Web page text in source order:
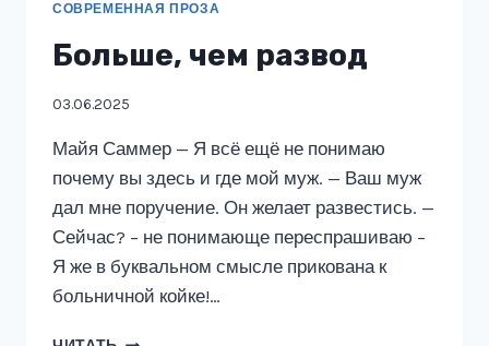
СОВРЕМЕННАЯ ПРОЗА
Больше, чем развод
03.06.2025
Майя Саммер — Я всё ещё не понимаю
почему вы здесь и где мой муж. — Ваш муж
дал мне поручение. Он желает развестись. —
Сейчас? – не понимающе переспрашиваю –
Я же в буквальном смысле прикована к
больничной койке!…
БОЛЬШЕ,